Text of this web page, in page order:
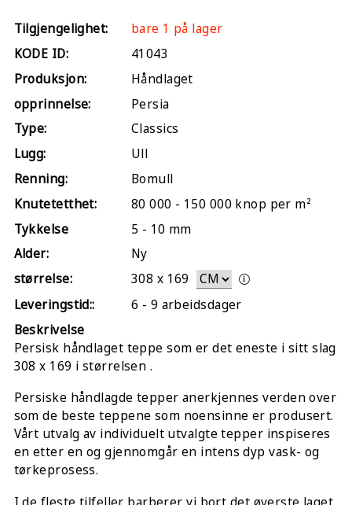
Tilgjengelighet:
bare 1 på lager
KODE ID:
41043
Produksjon:
Håndlaget
opprinnelse:
Persia
Type:
Classics
Lugg:
Ull
Renning:
Bomull
Knutetetthet:
80 000 - 150 000 knop per m²
Tykkelse
5 - 10 mm
Alder:
Ny
størrelse:
308 x 169
Leveringstid::
6 - 9 arbeidsdager
Beskrivelse
Persisk håndlaget teppe som er det eneste i sitt slag
308 x 169 i størrelsen .
Persiske håndlagde tepper anerkjennes verden over
som de beste teppene som noensinne er produsert.
Vårt utvalg av individuelt utvalgte tepper inspiseres
en etter en og gjennomgår en intens dyp vask- og
tørkeprosess.